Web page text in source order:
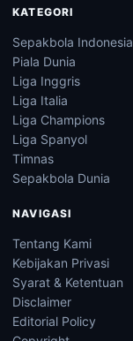
KATEGORI
Sepakbola Indonesia
Piala Dunia
Liga Inggris
Liga Italia
Liga Champions
Liga Spanyol
Timnas
Sepakbola Dunia
NAVIGASI
Tentang Kami
Kebijakan Privasi
Syarat & Ketentuan
Disclaimer
Editorial Policy